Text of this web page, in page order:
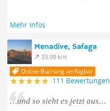
Mehr Infos
Menadive, Safaga
33.99 km
Online-Buchung verfügbar
111 Bewertungen
…und so sieht es jetzt aus…